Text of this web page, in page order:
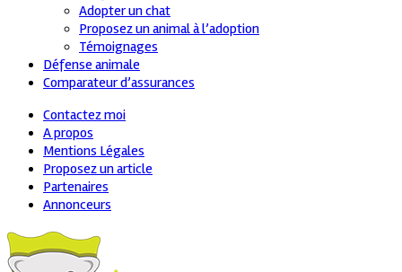
Adopter un chat
Proposez un animal à l’adoption
Témoignages
Défense animale
Comparateur d’assurances
Contactez moi
A propos
Mentions Légales
Proposez un article
Partenaires
Annonceurs